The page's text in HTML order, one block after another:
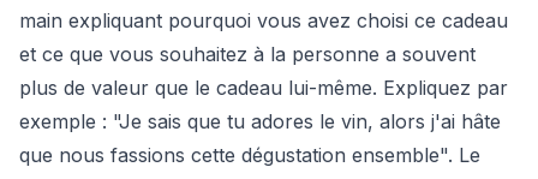
main expliquant pourquoi vous avez choisi ce cadeau
et ce que vous souhaitez à la personne a souvent
plus de valeur que le cadeau lui-même. Expliquez par
exemple : "Je sais que tu adores le vin, alors j'ai hâte
que nous fassions cette dégustation ensemble". Le